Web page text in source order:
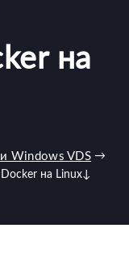
на
Windows VDS →
на Linux↓